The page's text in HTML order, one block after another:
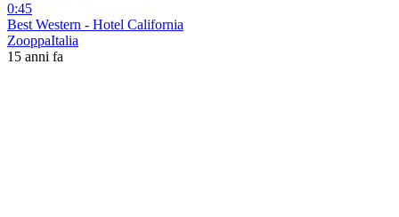
0:45
Best Western - Hotel California
ZooppaItalia
15 anni fa